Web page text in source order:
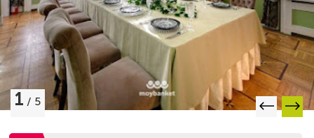
1 / 5